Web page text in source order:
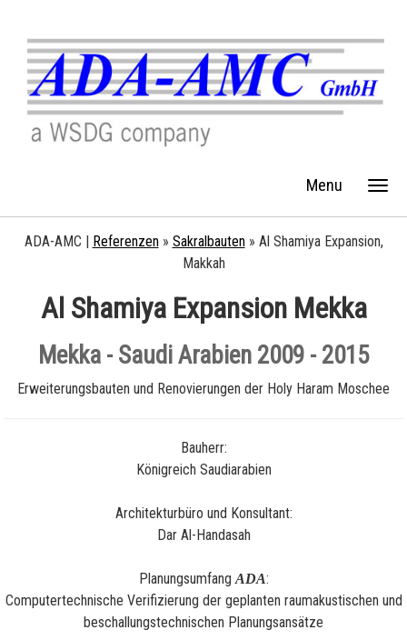
Menu
ADA-AMC | Referenzen » Sakralbauten » Al Shamiya Expansion,
Makkah
Al Shamiya Expansion Mekka
Mekka - Saudi Arabien 2009 - 2015
Erweiterungsbauten und Renovierungen der Holy Haram Moschee
Bauherr:
Königreich Saudiarabien
Architekturbüro und Konsultant:
Dar Al-Handasah
PlanungsumfangADA:
Computertechnische Verifizierung der geplanten raumakustischen und
beschallungstechnischen Planungsansätze